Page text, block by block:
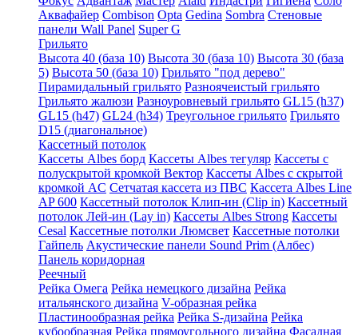
Аквафайер Combison Opta Gedina Sombra Стеновые
панели Wall Panel Super G
Грильято
Высота 40 (база 10) Высота 30 (база 10) Высота 30 (база
5) Высота 50 (база 10) Грильято "под дерево"
Пирамидальный грильято Разноячеистый грильято
Грильято жалюзи Разноуровневый грильято GL15 (h37)
GL15 (h47) GL24 (h34) Треугольное грильято Грильято
D15 (диагональное)
Кассетный потолок
Кассеты Albes борд Кассеты Albes тегуляр Кассеты с
полускрытой кромкой Вектор Кассеты Albes с скрытой
кромкой AC Сетчатая кассета из ПВС Кассета Albes Line
AP 600 Кассетный потолок Клип-ин (Clip in) Кассетный
потолок Лей-ин (Lay in) Кассеты Albes Strong Кассеты
Cesal Кассетные потолки Люмсвет Кассетные потолки
Гайпель Акустические панели Sound Prim (Албес)
Панель коридорная
Реечный
Рейка Омега Рейка немецкого дизайна Рейка
итальянского дизайна V-образная рейка
Пластинообразная рейка Рейка S-дизайна Рейка
кубообразная Рейка прямоугольного дизайна Фасадная